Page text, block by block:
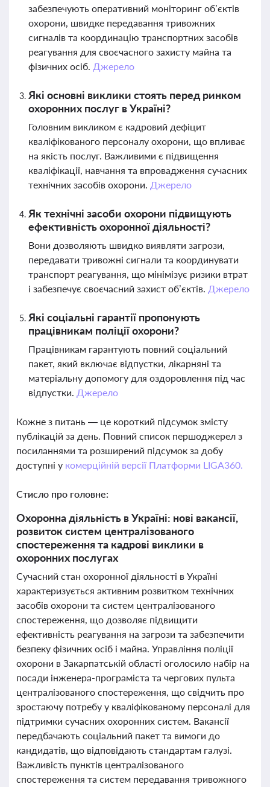
забезпечують оперативний моніторинг об’єктів
охорони, швидке передавання тривожних
сигналів та координацію транспортних засобів
реагування для своєчасного захисту майна та
фізичних осіб. Джерело
Які основні виклики стоять перед ринком
охоронних послуг в Україні?
Головним викликом є кадровий дефіцит
кваліфікованого персоналу охорони, що впливає
на якість послуг. Важливими є підвищення
кваліфікації, навчання та впровадження сучасних
технічних засобів охорони. Джерело
Як технічні засоби охорони підвищують
ефективність охоронної діяльності?
Вони дозволяють швидко виявляти загрози,
передавати тривожні сигнали та координувати
транспорт реагування, що мінімізує ризики втрат
і забезпечує своєчасний захист об’єктів. Джерело
Які соціальні гарантії пропонують
працівникам поліції охорони?
Працівникам гарантують повний соціальний
пакет, який включає відпустки, лікарняні та
матеріальну допомогу для оздоровлення під час
відпустки. Джерело
Кожне з питань — це короткий підсумок змісту
публікацій за день. Повний список першоджерел з
посиланнями та розширений підсумок за добу
доступні у комерційній версії Платформи LIGA360.
Стисло про головне:
Охоронна діяльність в Україні: нові вакансії,
розвиток систем централізованого
спостереження та кадрові виклики в
охоронних послугах
Сучасний стан охоронної діяльності в Україні
характеризується активним розвитком технічних
засобів охорони та систем централізованого
спостереження, що дозволяє підвищити
ефективність реагування на загрози та забезпечити
безпеку фізичних осіб і майна. Управління поліції
охорони в Закарпатській області оголосило набір на
посади інженера-програміста та чергових пульта
централізованого спостереження, що свідчить про
зростаючу потребу у кваліфікованому персоналі для
підтримки сучасних охоронних систем. Вакансії
передбачають соціальний пакет та вимоги до
кандидатів, що відповідають стандартам галузі.
Важливість пунктів централізованого
спостереження та систем передавання тривожного